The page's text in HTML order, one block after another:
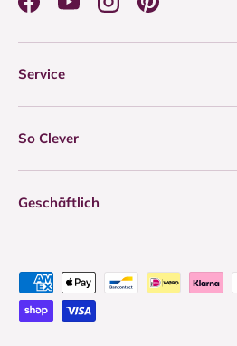
FacebookYouTubeInstagramPinterest
Service
So Clever
Geschäftlich
Zahlungsmethoden